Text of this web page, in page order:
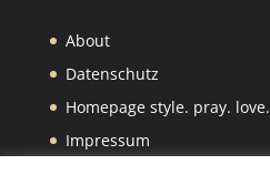
About
Datenschutz
Homepage style. pray. love.
Impressum